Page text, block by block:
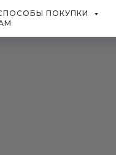
ПОКУПКИ